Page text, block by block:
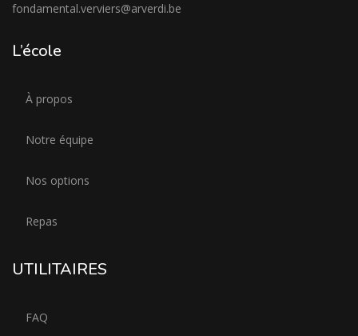
fondamental.verviers@arverdi.be
L’école
À propos
Notre équipe
Nos options
Repas
UTILITAIRES
FAQ